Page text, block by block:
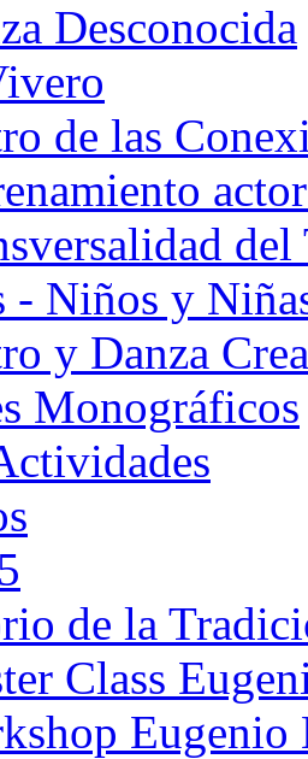
Desconocida
de las
del
- Niños y
y Danza
Monográficos
de la
Class
Eugenio